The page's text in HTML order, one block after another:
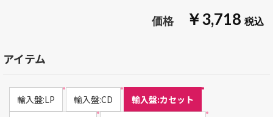
￥3,718
アイテム
輸入盤:LP 輸入盤:CD
輸入盤:カセット